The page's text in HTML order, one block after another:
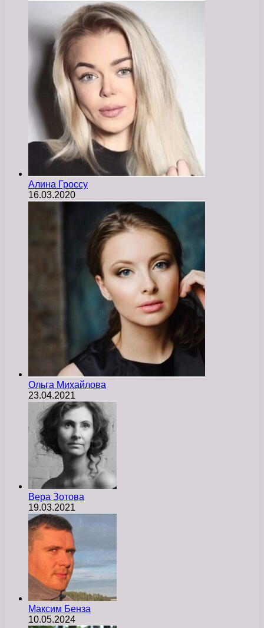
Алина Гроссу
16.03.2020
Ольга Михайлова
23.04.2021
Вера Зотова
19.03.2021
Максим Бенза
10.05.2024